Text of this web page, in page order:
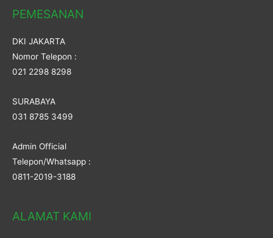
PEMESANAN
DKI JAKARTA
Nomor Telepon :
021 2298 8298
SURABAYA
031 8785 3499
Admin Official
Telepon/Whatsapp :
0811-2019-3188
ALAMAT KAMI